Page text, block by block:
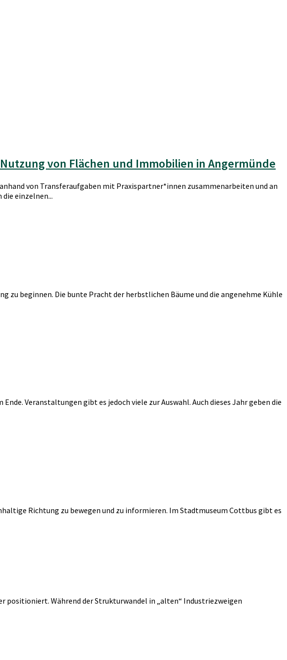
von Flächen und Immobilien in Angermünde
von Transferaufgaben mit Praxispartner*innen zusammenarbeiten und an
einzelnen...
zu beginnen. Die bunte Pracht der herbstlichen Bäume und die angenehme Kühle
Veranstaltungen gibt es jedoch viele zur Auswahl. Auch dieses Jahr geben die
Richtung zu bewegen und zu informieren. Im Stadtmuseum Cottbus gibt es
positioniert. Während der Strukturwandel in „alten“ Industriezweigen